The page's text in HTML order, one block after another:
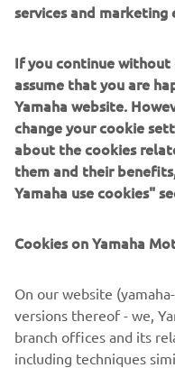
Motor
9,9 cai putere.
Informațiile și/sau
pot fi utilizate în scopuri
acordul explicit în scris al
Yamaha Motor Co., Ltd.
services and
If you continue without
assume that you are
Yamaha website.
change your cookie
about the cookies
them and their
Yamaha use cookies"
Cookies on Yamaha
On our website
versions thereof - we,
branch offices and its
including techniques